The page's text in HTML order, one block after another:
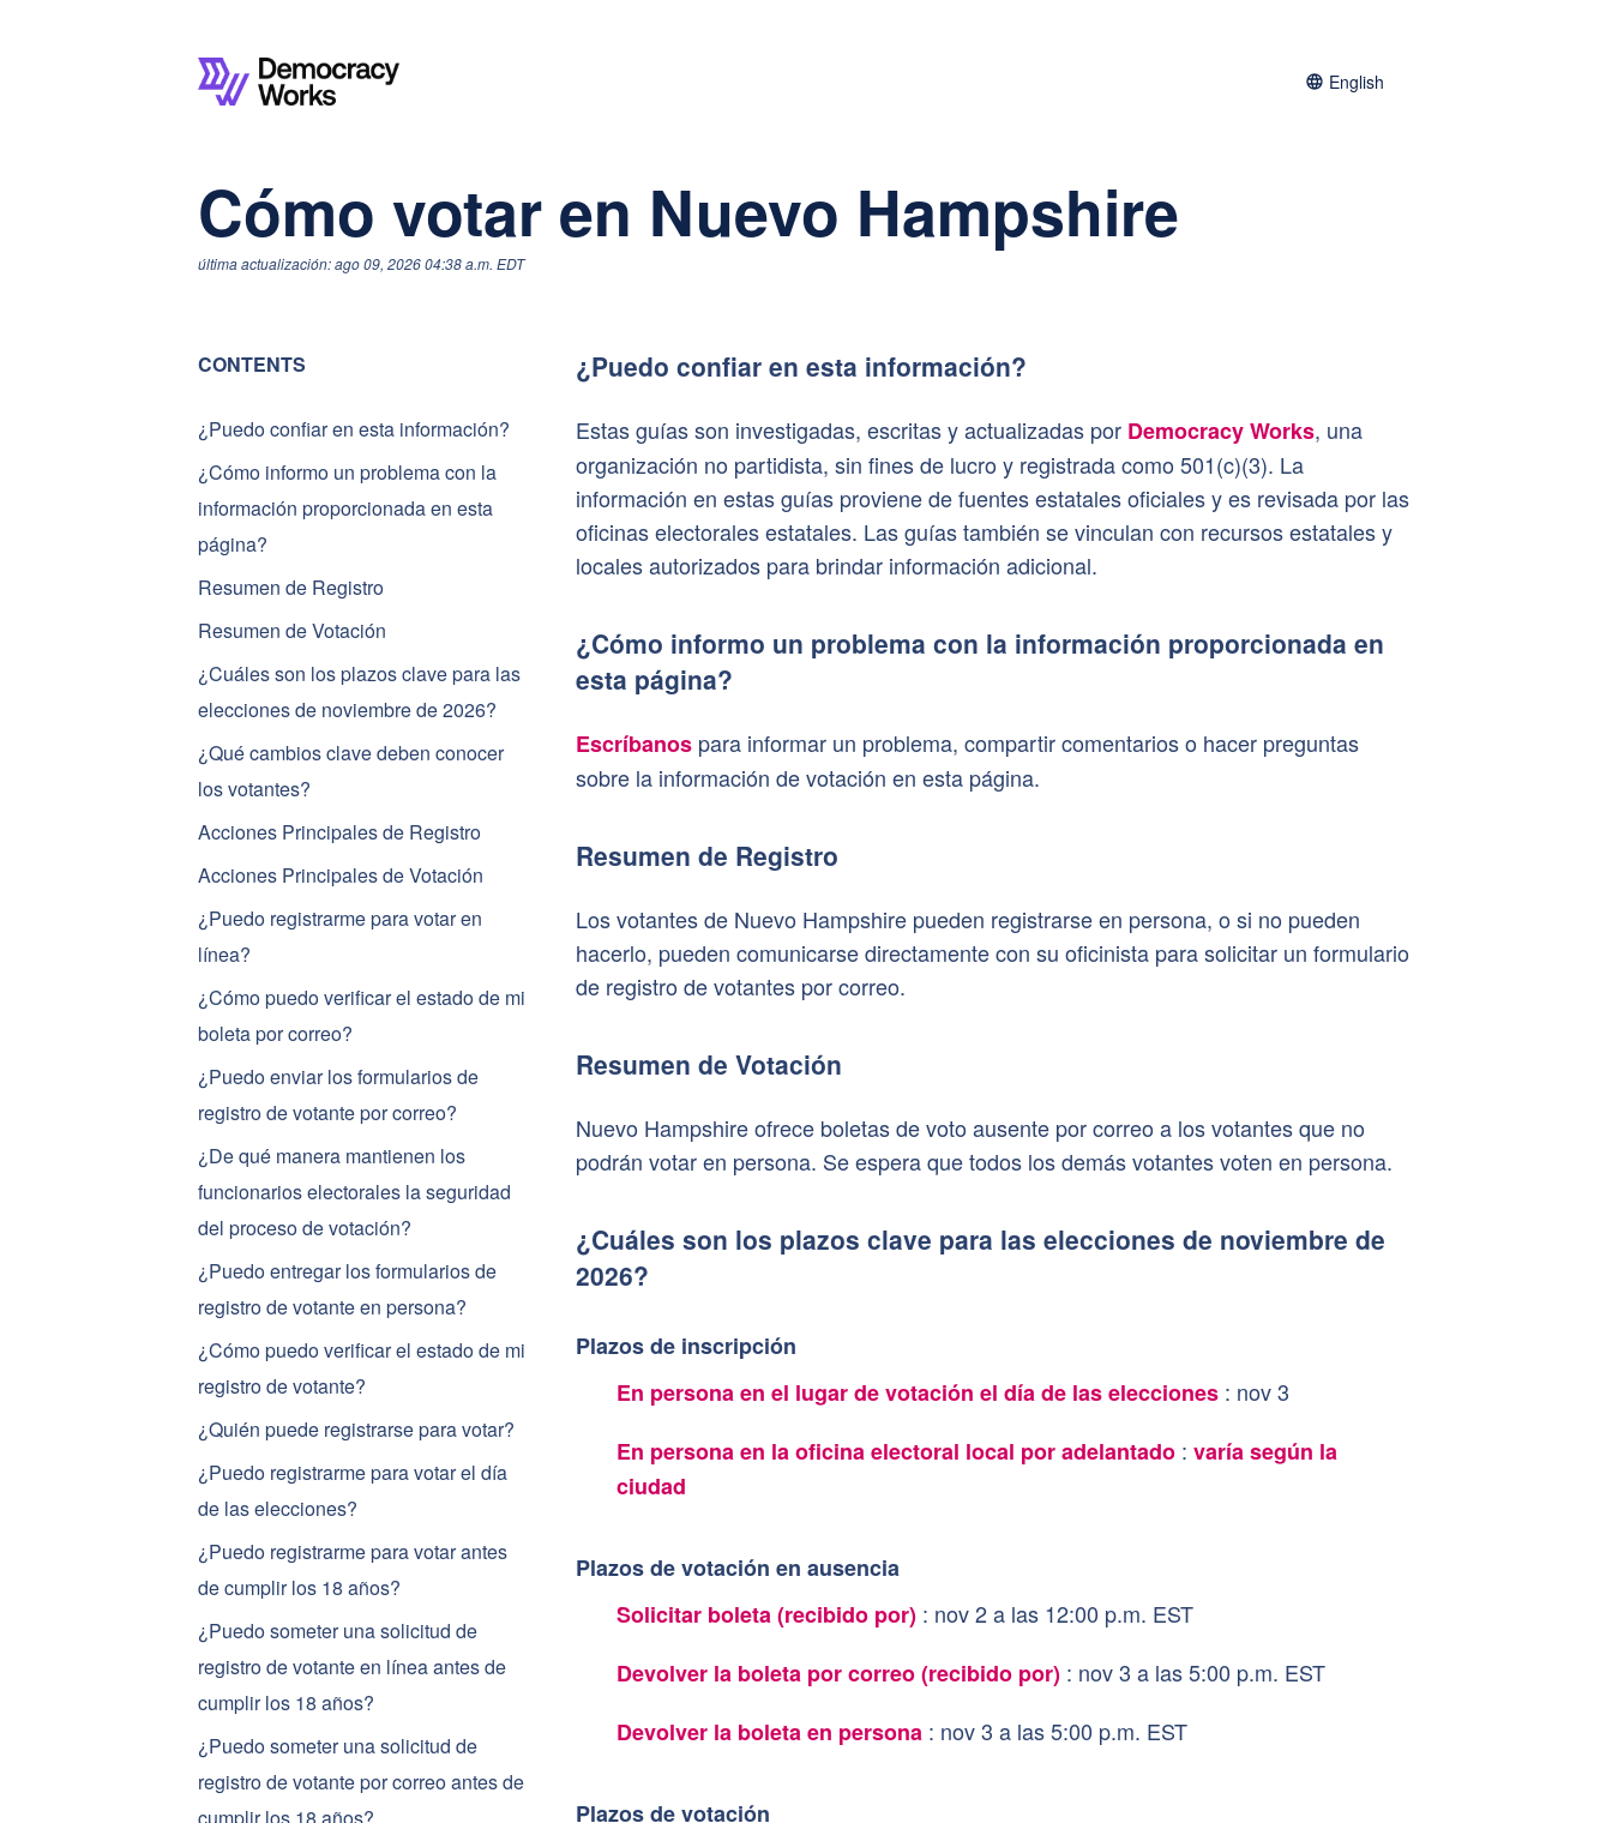
English
Cómo votar en Nuevo Hampshire
última actualización: ago 09, 2026 04:38 a.m. EDT
CONTENTS
¿Puedo confiar en esta información?
¿Cómo informo un problema con la
información proporcionada en esta
página?
Resumen de Registro
Resumen de Votación
¿Cuáles son los plazos clave para las
elecciones de noviembre de 2026?
¿Qué cambios clave deben conocer
los votantes?
Acciones Principales de Registro
Acciones Principales de Votación
¿Puedo registrarme para votar en
línea?
¿Cómo puedo verificar el estado de mi
boleta por correo?
¿Puedo enviar los formularios de
registro de votante por correo?
¿De qué manera mantienen los
funcionarios electorales la seguridad
del proceso de votación?
¿Puedo entregar los formularios de
registro de votante en persona?
¿Cómo puedo verificar el estado de mi
registro de votante?
¿Quién puede registrarse para votar?
¿Puedo registrarme para votar el día
de las elecciones?
¿Puedo registrarme para votar antes
de cumplir los 18 años?
¿Puedo someter una solicitud de
registro de votante en línea antes de
cumplir los 18 años?
¿Puedo someter una solicitud de
registro de votante por correo antes de
¿Puedo confiar en esta información?
Estas guías son investigadas, escritas y actualizadas por Democracy Works, una
organización no partidista, sin fines de lucro y registrada como 501(c)(3). La
información en estas guías proviene de fuentes estatales oficiales y es revisada por las
oficinas electorales estatales. Las guías también se vinculan con recursos estatales y
locales autorizados para brindar información adicional.
¿Cómo informo un problema con la información proporcionada en
esta página?
Escríbanos para informar un problema, compartir comentarios o hacer preguntas
sobre la información de votación en esta página.
Resumen de Registro
Los votantes de Nuevo Hampshire pueden registrarse en persona, o si no pueden
hacerlo, pueden comunicarse directamente con su oficinista para solicitar un formulario
de registro de votantes por correo.
Resumen de Votación
Nuevo Hampshire ofrece boletas de voto ausente por correo a los votantes que no
podrán votar en persona. Se espera que todos los demás votantes voten en persona.
¿Cuáles son los plazos clave para las elecciones de noviembre de
2026?
Plazos de inscripción
En persona en el lugar de votación el día de las elecciones : nov 3
En persona en la oficina electoral local por adelantado : varía según la
ciudad
Plazos de votación en ausencia
Solicitar boleta (recibido por) : nov 2 a las 12:00 p.m. EST
Devolver la boleta por correo (recibido por) : nov 3 a las 5:00 p.m. EST
Devolver la boleta en persona : nov 3 a las 5:00 p.m. EST
Plazos de votación